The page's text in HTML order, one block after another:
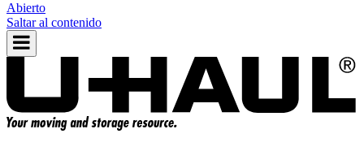
Abierto
Saltar al contenido